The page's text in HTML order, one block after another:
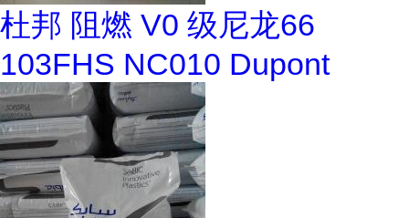
杜邦 阻燃 V0 级尼龙66
103FHS NC010 Dupont